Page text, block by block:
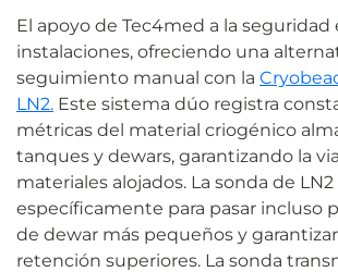
El apoyo de Tec4med a la
instalaciones, ofreciendo una
seguimiento manual con la
LN2. Este sistema dúo registra
métricas del material criogénico
tanques y dewars, garantizando la
materiales alojados. La sonda de
específicamente para pasar incluso
de dewar más pequeños y
retención superiores. La sonda